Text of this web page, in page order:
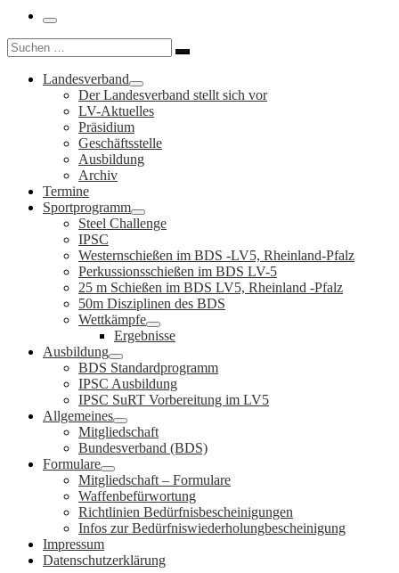
Menü
Suche
Suchen …
Landesverband
Der Landesverband stellt sich vor
LV-Aktuelles
Präsidium
Geschäftsstelle
Ausbildung
Archiv
Termine
Sportprogramm
Steel Challenge
IPSC
Westernschießen im BDS -LV5, Rheinland-Pfalz
Perkussionsschießen im BDS LV-5
25 m Schießen im BDS LV5, Rheinland -Pfalz
50m Disziplinen des BDS
Wettkämpfe
Ergebnisse
Ausbildung
BDS Standardprogramm
IPSC Ausbildung
IPSC SuRT Vorbereitung im LV5
Allgemeines
Mitgliedschaft
Bundesverband (BDS)
Formulare
Mitgliedschaft – Formulare
Waffenbefürwortung
Richtlinien Bedürfnisbescheinigungen
Infos zur Bedürfniswiederholungbescheinigung
Impressum
Datenschutzerklärung